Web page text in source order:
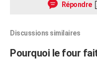
Répondre
Discussions similaires
Pourquoi le four